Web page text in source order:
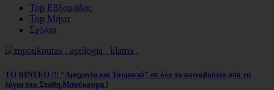
Top Εβδομάδας
Top Μήνα
Σχόλια
ΤΟ ΒΙΝΤΕΟ !!! “Αμηχανία και Τουμπεκί” σέ όλο το κοινοβούλιο από τα
λόγια του Στάθη Μπούκουρα !